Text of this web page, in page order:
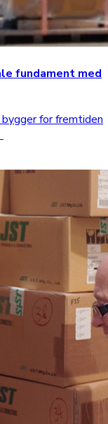
fundament med
for fremtiden